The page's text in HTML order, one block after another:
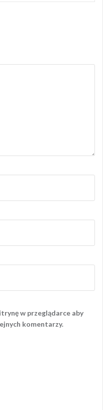
w przeglądarce aby
komentarzy.